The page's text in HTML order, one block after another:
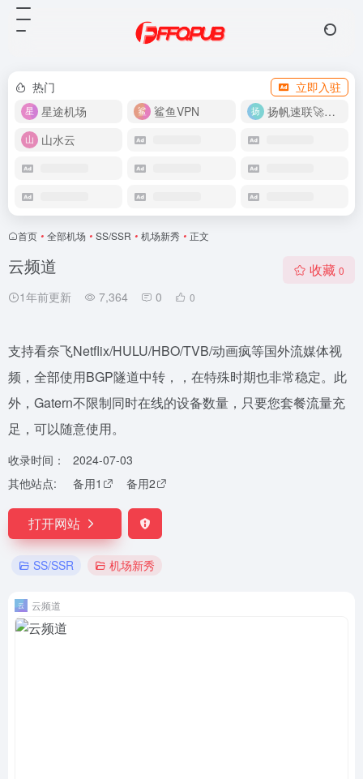
热门
立即入驻
星途机场
鲨鱼VPN
扬帆速联🚀很快
山水云
首页 • 全部机场 • SS/SSR • 机场新秀 • 正文
云频道
1年前更新 7,364 0 0
收藏 0
支持看奈飞Netflix/HULU/HBO/TVB/动画疯等国外流媒体视
频，全部使用BGP隧道中转，，在特殊时期也非常稳定。此
外，Gatern不限制同时在线的设备数量，只要您套餐流量充
足，可以随意使用。
收录时间：
2024-07-03
其他站点:
备用1 备用2
打开网站
SS/SSR 机场新秀
云频道